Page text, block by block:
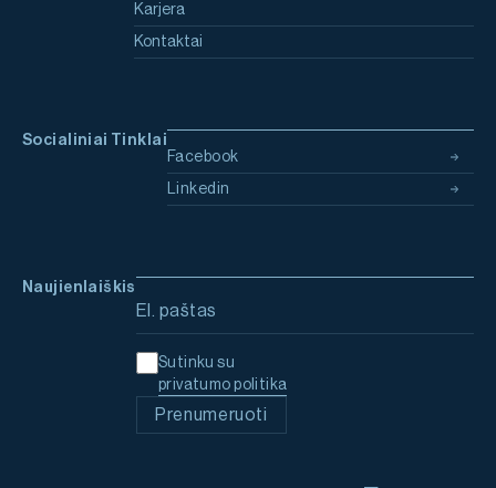
Karjera
Kontaktai
Socialiniai Tinklai
Facebook
Linkedin
Naujienlaiškis
Email address
Sutinku su
privatumo politika
Prenumeruoti